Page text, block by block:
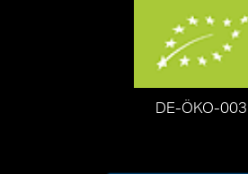
DE-ÖKO-003